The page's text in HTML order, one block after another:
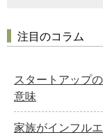
注目のコラム
スタートアップ
意味
家族がインフル